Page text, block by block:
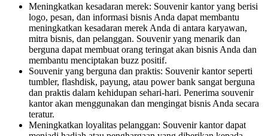
Meningkatkan kesadaran merek: Souvenir kantor yang berisi
logo, pesan, dan informasi bisnis Anda dapat membantu
meningkatkan kesadaran merek Anda di antara karyawan,
mitra bisnis, dan pelanggan. Souvenir yang menarik dan
berguna dapat membuat orang teringat akan bisnis Anda dan
membantu menciptakan buzz positif.
Souvenir yang berguna dan praktis: Souvenir kantor seperti
tumbler, flashdisk, payung, atau power bank sangat berguna
dan praktis dalam kehidupan sehari-hari. Penerima souvenir
kantor akan menggunakan dan mengingat bisnis Anda secara
teratur.
Meningkatkan loyalitas pelanggan: Souvenir kantor dapat